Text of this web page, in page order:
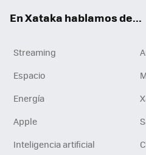
En Xataka hablamos de...
Streaming
Espacio
Energía
Apple
Inteligencia artificial